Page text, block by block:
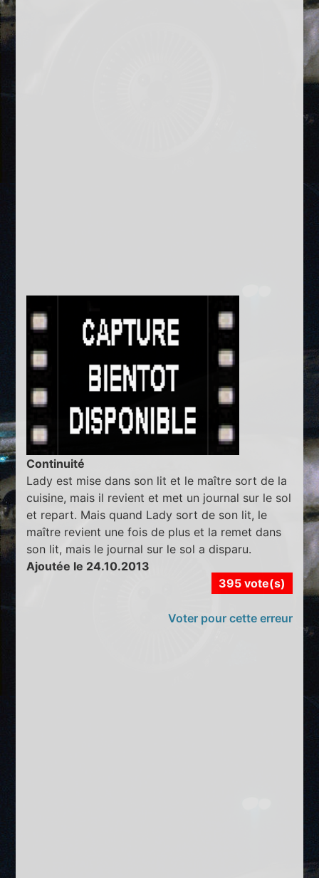
Continuité
Lady est mise dans son lit et le maître sort de la
cuisine, mais il revient et met un journal sur le sol
et repart. Mais quand Lady sort de son lit, le
maître revient une fois de plus et la remet dans
son lit, mais le journal sur le sol a disparu.
Ajoutée le 24.10.2013
395 vote(s)
Voter pour cette erreur